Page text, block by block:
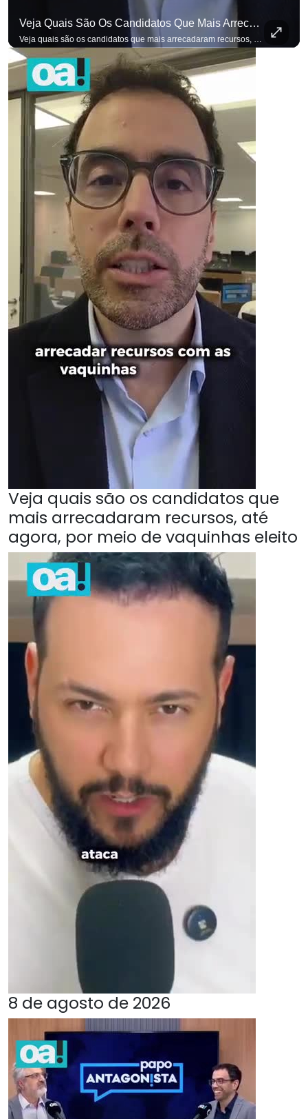
Veja Quais São Os Candidatos Que Mais Arrecadaram Recursos, Até Agora, Por Meio De Vaquinhas Eleito
Veja quais são os candidatos que
mais arrecadaram recursos, até
agora, por meio de vaquinhas eleito
8 de agosto de 2026